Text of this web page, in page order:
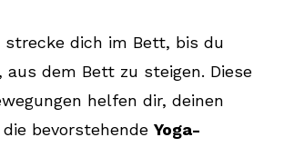
strecke dich im Bett, bis du
aus dem Bett zu steigen. Diese
helfen dir, deinen
bevorstehende Yoga-